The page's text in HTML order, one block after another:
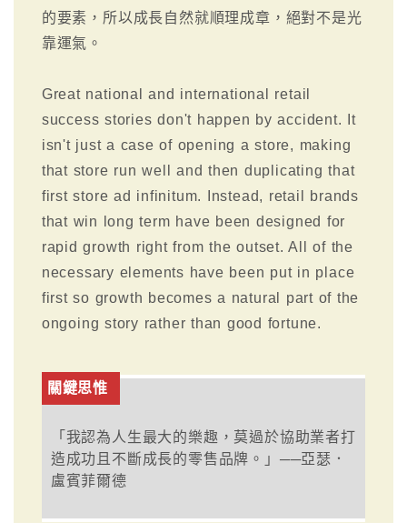
的要素，所以成長自然就順理成章，絕對不是光
靠運氣。
Great national and international retail
success stories don't happen by accident. It
isn't just a case of opening a store, making
that store run well and then duplicating that
first store ad infinitum. Instead, retail brands
that win long term have been designed for
rapid growth right from the outset. All of the
necessary elements have been put in place
first so growth becomes a natural part of the
ongoing story rather than good fortune.
關鍵思惟
「我認為人生最大的樂趣，莫過於協助業者打
造成功且不斷成長的零售品牌。」──亞瑟．
盧賓菲爾德